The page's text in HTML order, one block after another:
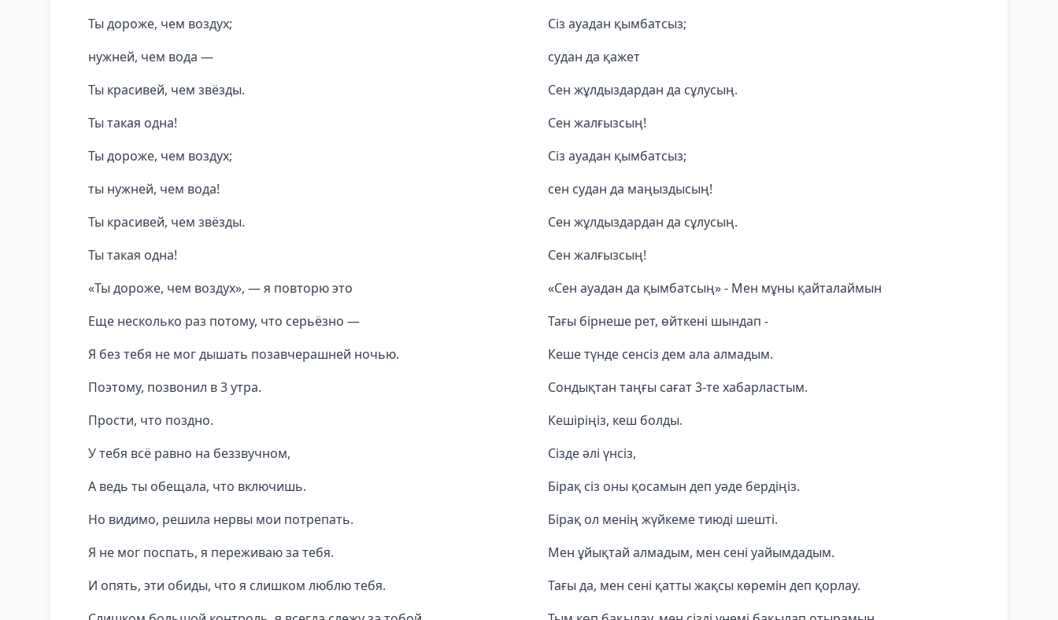
Ты дороже, чем воздух;
нужней, чем вода —
Ты красивей, чем звёзды.
Ты такая одна!
Ты дороже, чем воздух;
ты нужней, чем вода!
Ты красивей, чем звёзды.
Ты такая одна!
«Ты дороже, чем воздух», — я повторю это
Еще несколько раз потому, что серьёзно —
Я без тебя не мог дышать позавчерашней ночью.
Поэтому, позвонил в 3 утра.
Прости, что поздно.
У тебя всё равно на беззвучном,
А ведь ты обещала, что включишь.
Но видимо, решила нервы мои потрепать.
Я не мог поспать, я переживаю за тебя.
И опять, эти обиды, что я слишком люблю тебя.
Сіз ауадан қымбатсыз;
судан да қажет
Сен жұлдыздардан да сұлусың.
Сен жалғызсың!
Сіз ауадан қымбатсыз;
сен судан да маңыздысың!
Сен жұлдыздардан да сұлусың.
Сен жалғызсың!
«Сен ауадан да қымбатсың» - Мен мұны қайталаймын
Тағы бірнеше рет, өйткені шындап -
Кеше түнде сенсіз дем ала алмадым.
Сондықтан таңғы сағат 3-те хабарластым.
Кешіріңіз, кеш болды.
Сізде әлі үнсіз,
Бірақ сіз оны қосамын деп уәде бердіңіз.
Бірақ ол менің жүйкеме тиюді шешті.
Мен ұйықтай алмадым, мен сені уайымдадым.
Тағы да, мен сені қатты жақсы көремін деп қорлау.